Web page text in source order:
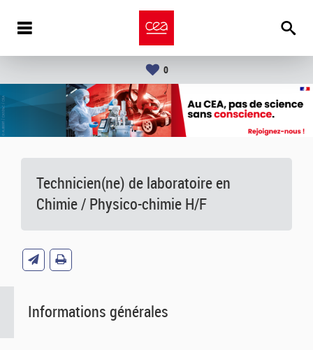
0
Technicien(ne) de laboratoire en
Chimie / Physico-chimie H/F
Informations générales